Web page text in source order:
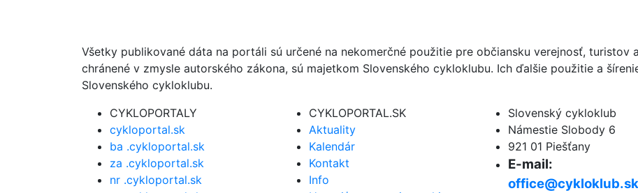
Všetky publikované dáta na portáli sú určené na nekomerčné použitie pre občiansku verejnosť, turistov
chránené v zmysle autorského zákona, sú majetkom Slovenského cykloklubu. Ich ďalšie použitie a
Slovenského cykloklubu.
CYKLOPORTALY
cykloportal.sk
ba .cykloportal.sk
za .cykloportal.sk
nr .cykloportal.sk
CYKLOPORTAL.SK
Aktuality
Kalendár
Kontakt
Info
Slovenský cykloklub
Námestie Slobody 6
921 01 Piešťany
E-mail:
office@cykloklub.sk